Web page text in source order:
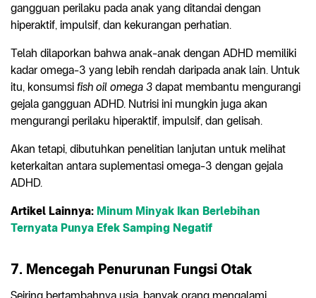
gangguan perilaku pada anak yang ditandai dengan
hiperaktif, impulsif, dan kekurangan perhatian.
Telah dilaporkan bahwa anak-anak dengan ADHD memiliki
kadar omega-3 yang lebih rendah daripada anak lain. Untuk
itu, konsumsi fish oil omega 3 dapat membantu mengurangi
gejala gangguan ADHD. Nutrisi ini mungkin juga akan
mengurangi perilaku hiperaktif, impulsif, dan gelisah.
Akan tetapi, dibutuhkan penelitian lanjutan untuk melihat
keterkaitan antara suplementasi omega-3 dengan gejala
ADHD.
Artikel Lainnya: Minum Minyak Ikan Berlebihan
Ternyata Punya Efek Samping Negatif
7. Mencegah Penurunan Fungsi Otak
Seiring bertambahnya usia, banyak orang mengalami